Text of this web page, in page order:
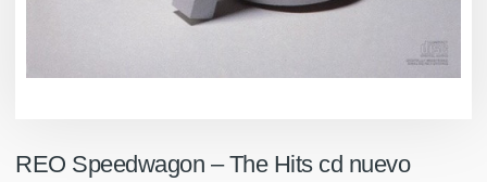
REO Speedwagon – The Hits cd nuevo